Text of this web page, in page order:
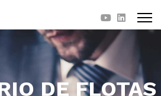
DE FLOTAS